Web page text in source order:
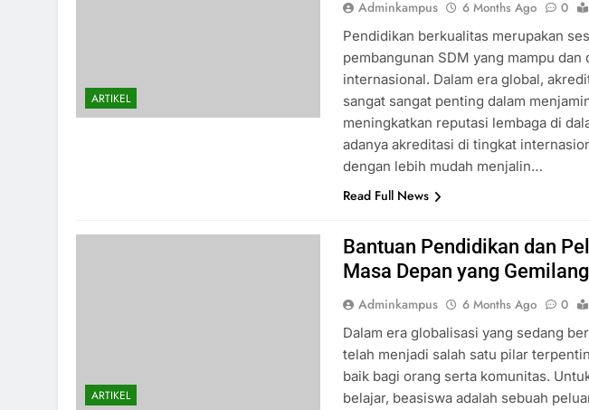
ARTIKEL
Adminkampus 6 Months Ago 0
Pendidikan berkualitas merupakan
pembangunan SDM yang mampu
internasional. Dalam era global,
sangat sangat penting dalam
meningkatkan reputasi lembaga di
adanya akreditasi di tingkat
dengan lebih mudah menjalin…
Read Full News
ARTIKEL
Bantuan Pendidikan dan
Masa Depan yang
Adminkampus 6 Months Ago 0
Dalam era globalisasi yang sedang
telah menjadi salah satu pilar
baik bagi orang serta komunitas.
belajar, beasiswa adalah sebuah